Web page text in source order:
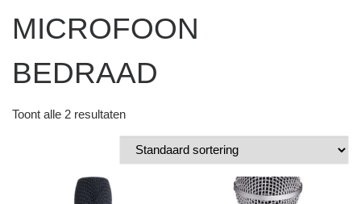
MICROFOON
BEDRAAD
Toont alle 2 resultaten